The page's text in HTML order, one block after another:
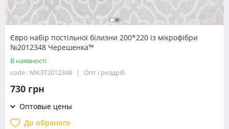
Євро набір постільної білизни 200*220 із мікрофібри
№2012348 Черешенка™
В наявності
code : MK3T2012348
Опт і роздріб
730 грн
Оптовые цены
До обраного